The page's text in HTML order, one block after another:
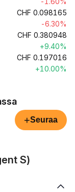
CHF 0.098165
-6.30%
CHF 0.380948
+9.40%
CHF 0.197016
+10.00%
+Seuraa
S)